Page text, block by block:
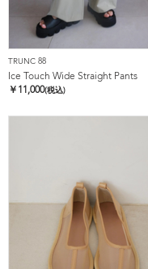
TRUNC 88
Ice Touch Wide Straight Pants
￥ 11,000(税込)